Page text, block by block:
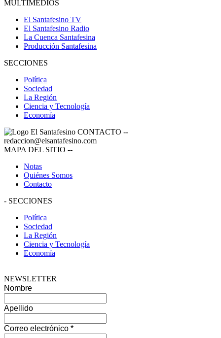
MULTIMEDIOS
El Santafesino TV
El Santafesino Radio
La Cuenca Santafesina
Producción Santafesina
SECCIONES
Política
Sociedad
La Región
Ciencia y Tecnología
Economía
CONTACTO --
redaccion@elsantafesino.com
MAPA DEL SITIO --
Notas
Quiénes Somos
Contacto
- SECCIONES
Política
Sociedad
La Región
Ciencia y Tecnología
Economía
NEWSLETTER
Nombre
Apellido
Correo electrónico *